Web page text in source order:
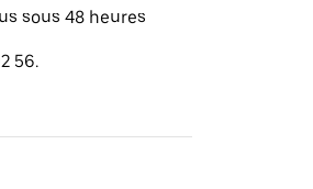
sous 48 heures
56.